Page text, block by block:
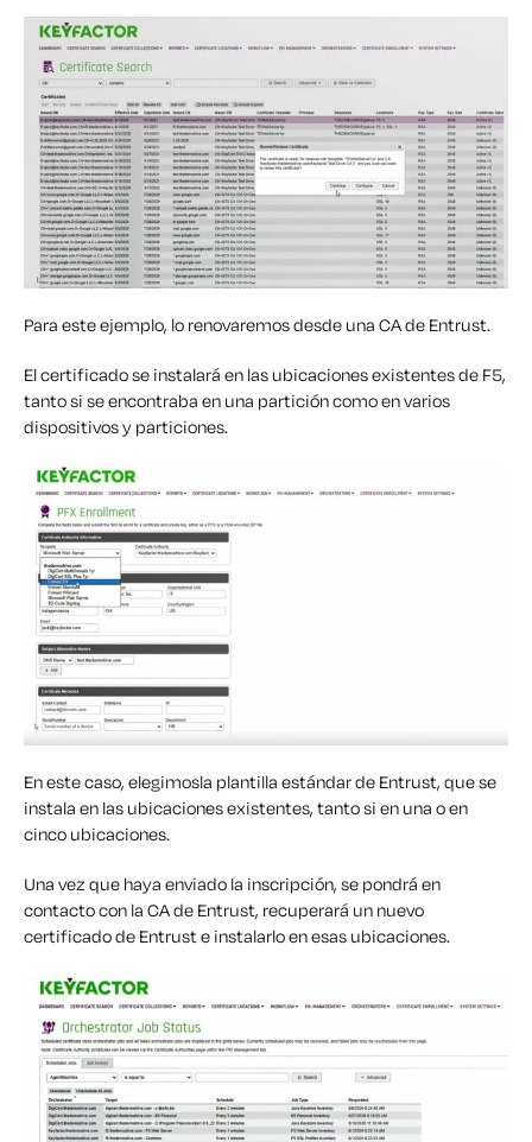
Para este ejemplo, lo renovaremos desde una CA de Entrust.
El certificado se instalará en las ubicaciones existentes de F5,
tanto si se encontraba en una partición como en varios
dispositivos y particiones.
En este caso, elegimosla plantilla estándar de Entrust, quese
instala en las ubicaciones existentes, tanto si en una o en
cinco ubicaciones.
Una vez que haya enviado la inscripción, se pondrá en
contacto con la CA de Entrust, recuperará un nuevo
certificado de Entrust e instalarlo en esas ubicaciones.